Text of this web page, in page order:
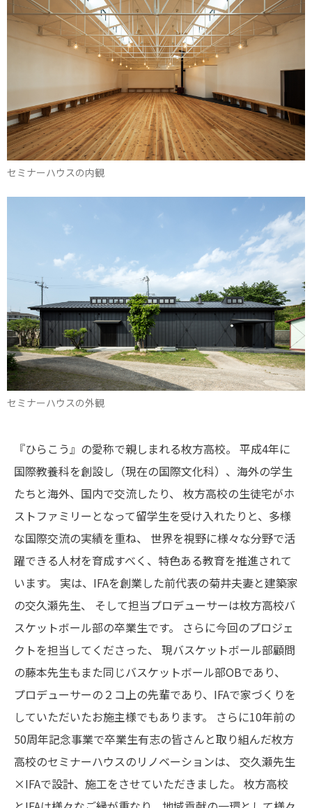
セミナーハウスの内観
セミナーハウスの外観
『ひらこう』の愛称で親しまれる枚方高校。 平成4年に
国際教養科を創設し（現在の国際文化科）、海外の学生
たちと海外、国内で交流したり、
枚方高校の生徒宅がホ
ストファミリーとなって留学生を受け入れたりと、多様
な国際交流の実績を重ね、
世界を視野に様々な分野で活
躍できる人材を育成すべく、特色ある教育を推進されて
います。
実は、IFAを創業した前代表の菊井夫妻と建築家
の交久瀬先生、
そして担当プロデューサーは枚方高校バ
スケットボール部の卒業生です。
さらに今回のプロジェ
クトを担当してくださった、
現バスケットボール部顧問
の藤本先生もまた同じバスケットボール部OBであり、
プロデューサーの２コ上の先輩であり、IFAで家づくりを
していただいたお施主様でもあります。
さらに10年前の
50周年記念事業で卒業生有志の皆さんと取り組んだ枚方
高校のセミナーハウスのリノベーションは、
交久瀬先生
×IFAで設計、施工をさせていただきました。 枚方高校